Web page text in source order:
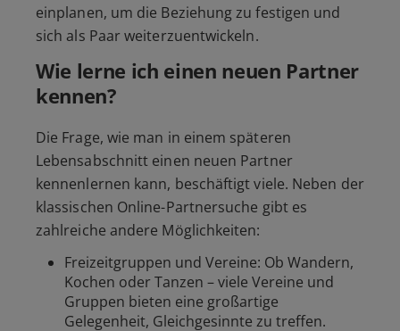
einplanen, um die Beziehung zu festigen und
sich als Paar weiterzuentwickeln.
Wie lerne ich einen neuen Partner
kennen?
Die Frage, wie man in einem späteren
Lebensabschnitt einen neuen Partner
kennenlernen kann, beschäftigt viele. Neben der
klassischen Online-Partnersuche gibt es
zahlreiche andere Möglichkeiten:
Freizeitgruppen und Vereine: Ob Wandern,
Kochen oder Tanzen – viele Vereine und
Gruppen bieten eine großartige
Gelegenheit, Gleichgesinnte zu treffen.